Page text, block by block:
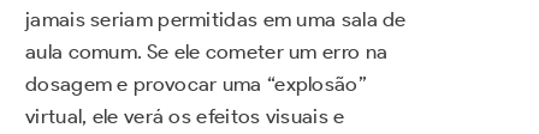
jamais seriam permitidas em uma sala de
aula comum. Se ele cometer um erro na
dosagem e provocar uma “explosão”
virtual, ele verá os efeitos visuais e